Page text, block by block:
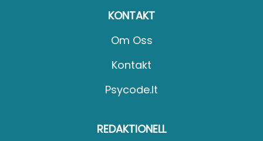
KONTAKT
Om Oss
Kontakt
Psycode.it
REDAKTIONELL